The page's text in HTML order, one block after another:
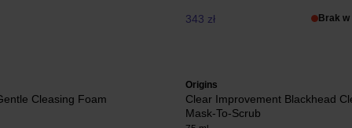
343 zł Brak
Cleasing Foam
Origins
Clear Improvement Blackhead
Mask-To-Scrub